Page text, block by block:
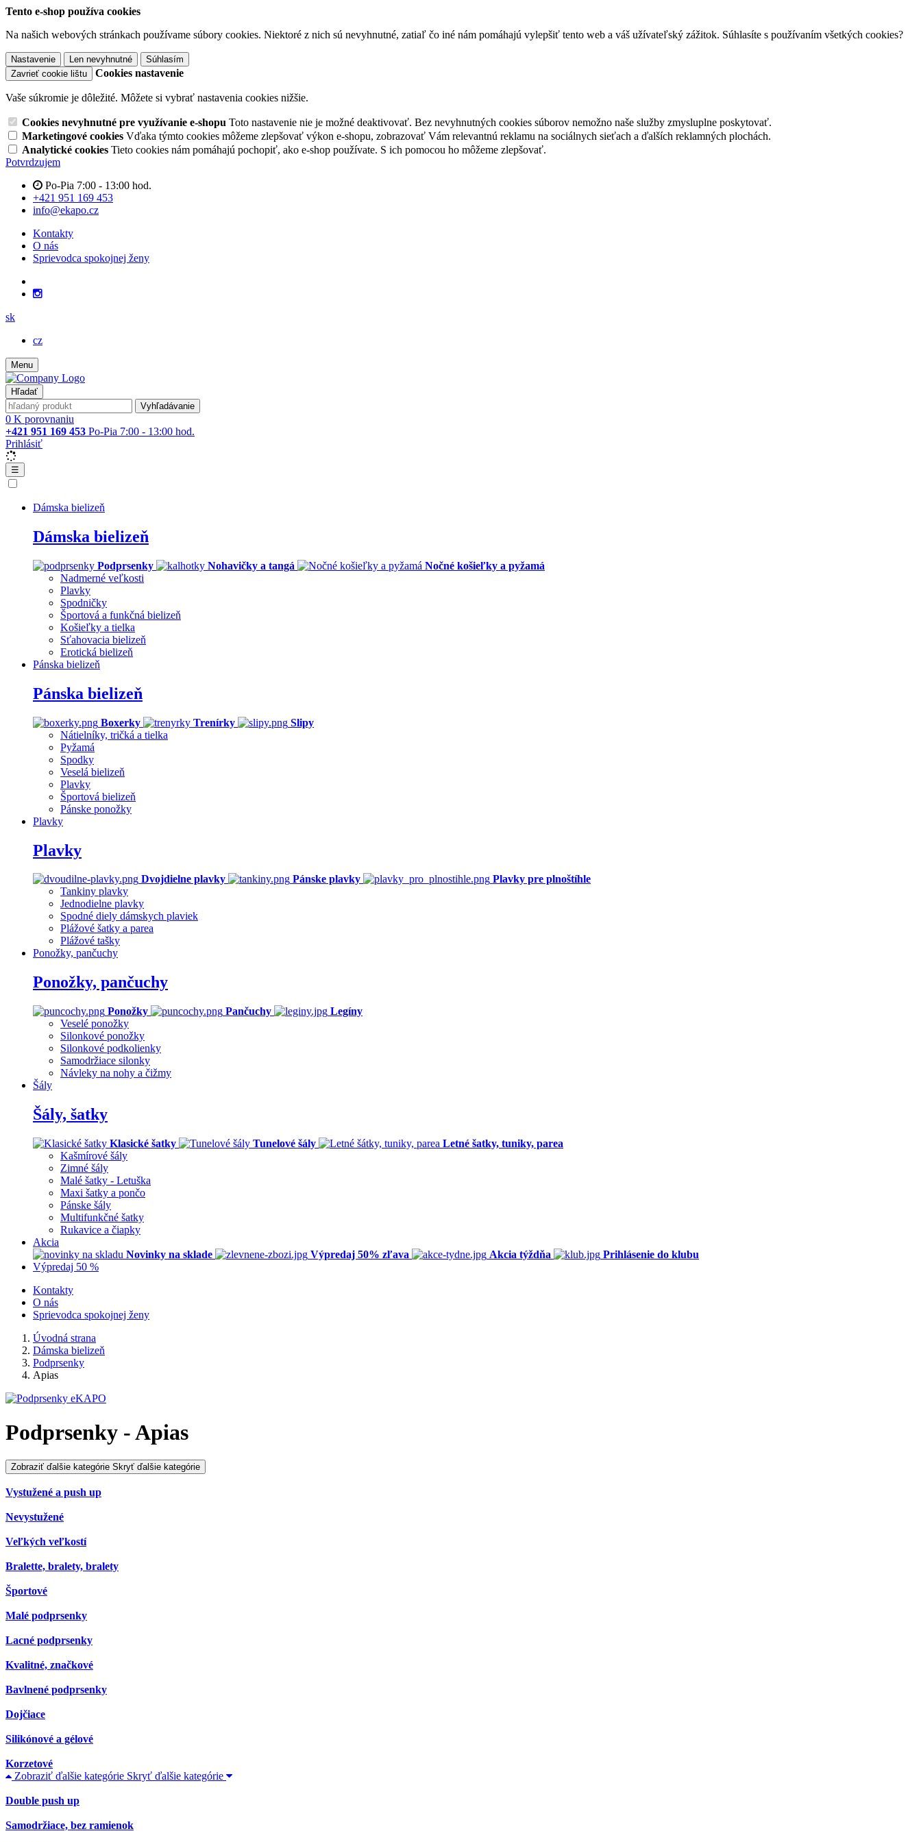
Tento e-shop používa cookies
Na našich webových stránkach používame súbory cookies. Niektoré z nich sú nevyhnutné, zatiaľ čo iné nám pomáhajú vylepšiť tento web a váš užívateľský zážitok. Súhlasíte s používaním všetkých cookies?
Nastavenie Len nevyhnutné
Súhlasím
Zavrieť cookie lištu
Cookies nastavenie
Vaše súkromie je dôležité. Môžete si vybrať nastavenia cookies nižšie.
Cookies nevyhnutné pre využívanie e-shopu Toto nastavenie nie je možné deaktivovať. Bez nevyhnutných cookies súborov nemožno naše služby zmysluplne poskytovať.
Marketingové cookies Vďaka týmto cookies môžeme zlepšovať výkon e-shopu, zobrazovať Vám relevantnú reklamu na sociálnych sieťach a ďalších reklamných plochách.
Analytické cookies Tieto cookies nám pomáhajú pochopiť, ako e-shop používate. S ich pomocou ho môžeme zlepšovať.
Potvrdzujem
Po-Pia 7:00 - 13:00 hod.
+421 951 169 453
info@ekapo.cz
Kontakty
O nás
Sprievodca spokojnej ženy
sk
cz
Menu
Hľadať
Vyhľadávanie
0 K porovnaniu
+421 951 169 453 Po-Pia 7:00 - 13:00 hod.
Prihlásiť
☰
Dámska bielizeň
Dámska bielizeň
Podprsenky Nohavičky a tangá
Nočné košieľky a pyžamá
Nadmerné veľkosti
Plavky
Spodničky
Športová a funkčná bielizeň
Košieľky a tielka
Sťahovacia bielizeň
Erotická bielizeň
Pánska bielizeň
Pánska bielizeň
Boxerky Trenírky
Slipy
Nátielníky, tričká a tielka
Pyžamá
Spodky
Veselá bielizeň
Plavky
Športová bielizeň
Pánske ponožky
Plavky
Plavky
Dvojdielne plavky Pánske plavky
Plavky pre plnoštíhle
Tankiny plavky
Jednodielne plavky
Spodné diely dámskych plaviek
Plážové šatky a parea
Plážové tašky
Ponožky, pančuchy
Ponožky, pančuchy
Ponožky Pančuchy
Legíny
Veselé ponožky
Silonkové ponožky
Silonkové podkolienky
Samodržiace silonky
Návleky na nohy a čižmy
Šály
Šály, šatky
Klasické šatky Tunelové šály
Letné šatky, tuniky, parea
Kašmírové šály
Zimné šály
Malé šatky - Letuška
Maxi šatky a pončo
Pánske šály
Multifunkčné šatky
Rukavice a čiapky
Akcia
Novinky na sklade
Výpredaj 50% zľava Akcia týždňa
Prihlásenie do klubu
Výpredaj 50 %
Kontakty
O nás
Sprievodca spokojnej ženy
Úvodná strana
Dámska bielizeň
Podprsenky
Apias
Podprsenky - Apias
Zobraziť ďalšie kategórie Skryť ďalšie kategórie
Vystužené a push up
Nevystužené
Veľkých veľkostí
Bralette, bralety, bralety
Športové
Malé podprsenky
Lacné podprsenky
Kvalitné, značkové
Bavlnené podprsenky
Dojčiace
Silikónové a gélové
Korzetové
Zobraziť ďalšie kategórie Skryť ďalšie kategórie
Double push up
Samodržiace, bez ramienok